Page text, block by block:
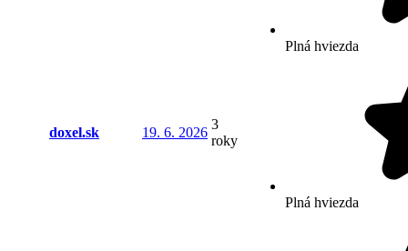
doxel.sk 19. 6. 2026
3
roky
Plná hviezda
Plná hviezda